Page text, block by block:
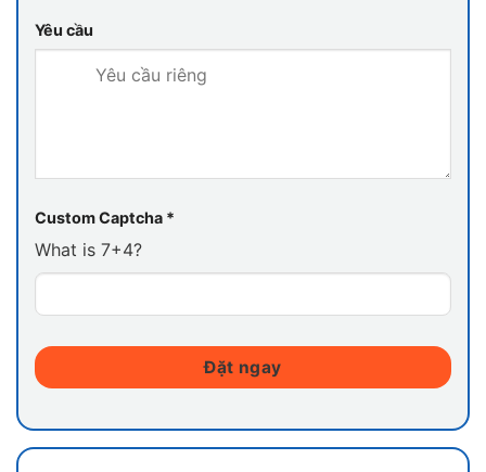
la. Đây là nơi lý tưởng để ngâm mình trong làn
nước mát và tận hưởng bầu không khí trong lành
Yêu cầu
Custom Captcha *
What is 7+4?
Đặt ngay